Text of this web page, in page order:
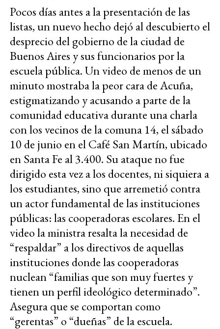
Pocos días antes a la presentación de las
listas, un nuevo hecho dejó al descubierto el
desprecio del gobierno de la ciudad de
Buenos Aires y sus funcionarios por la
escuela pública. Un video de menos de un
minuto mostraba la peor cara de Acuña,
estigmatizando y acusando a parte de la
comunidad educativa durante una charla
con los vecinos de la comuna 14, el sábado
10 de junio en el Café San Martín, ubicado
en Santa Fe al 3.400. Su ataque no fue
dirigido esta vez a los docentes, ni siquiera a
los estudiantes, sino que arremetió contra
un actor fundamental de las instituciones
públicas: las cooperadoras escolares. En el
video la ministra resalta la necesidad de
“respaldar” a los directivos de aquellas
instituciones donde las cooperadoras
nuclean “familias que son muy fuertes y
tienen un perfil ideológico determinado”.
Asegura que se comportan como
“gerentas” o “dueñas” de la escuela.